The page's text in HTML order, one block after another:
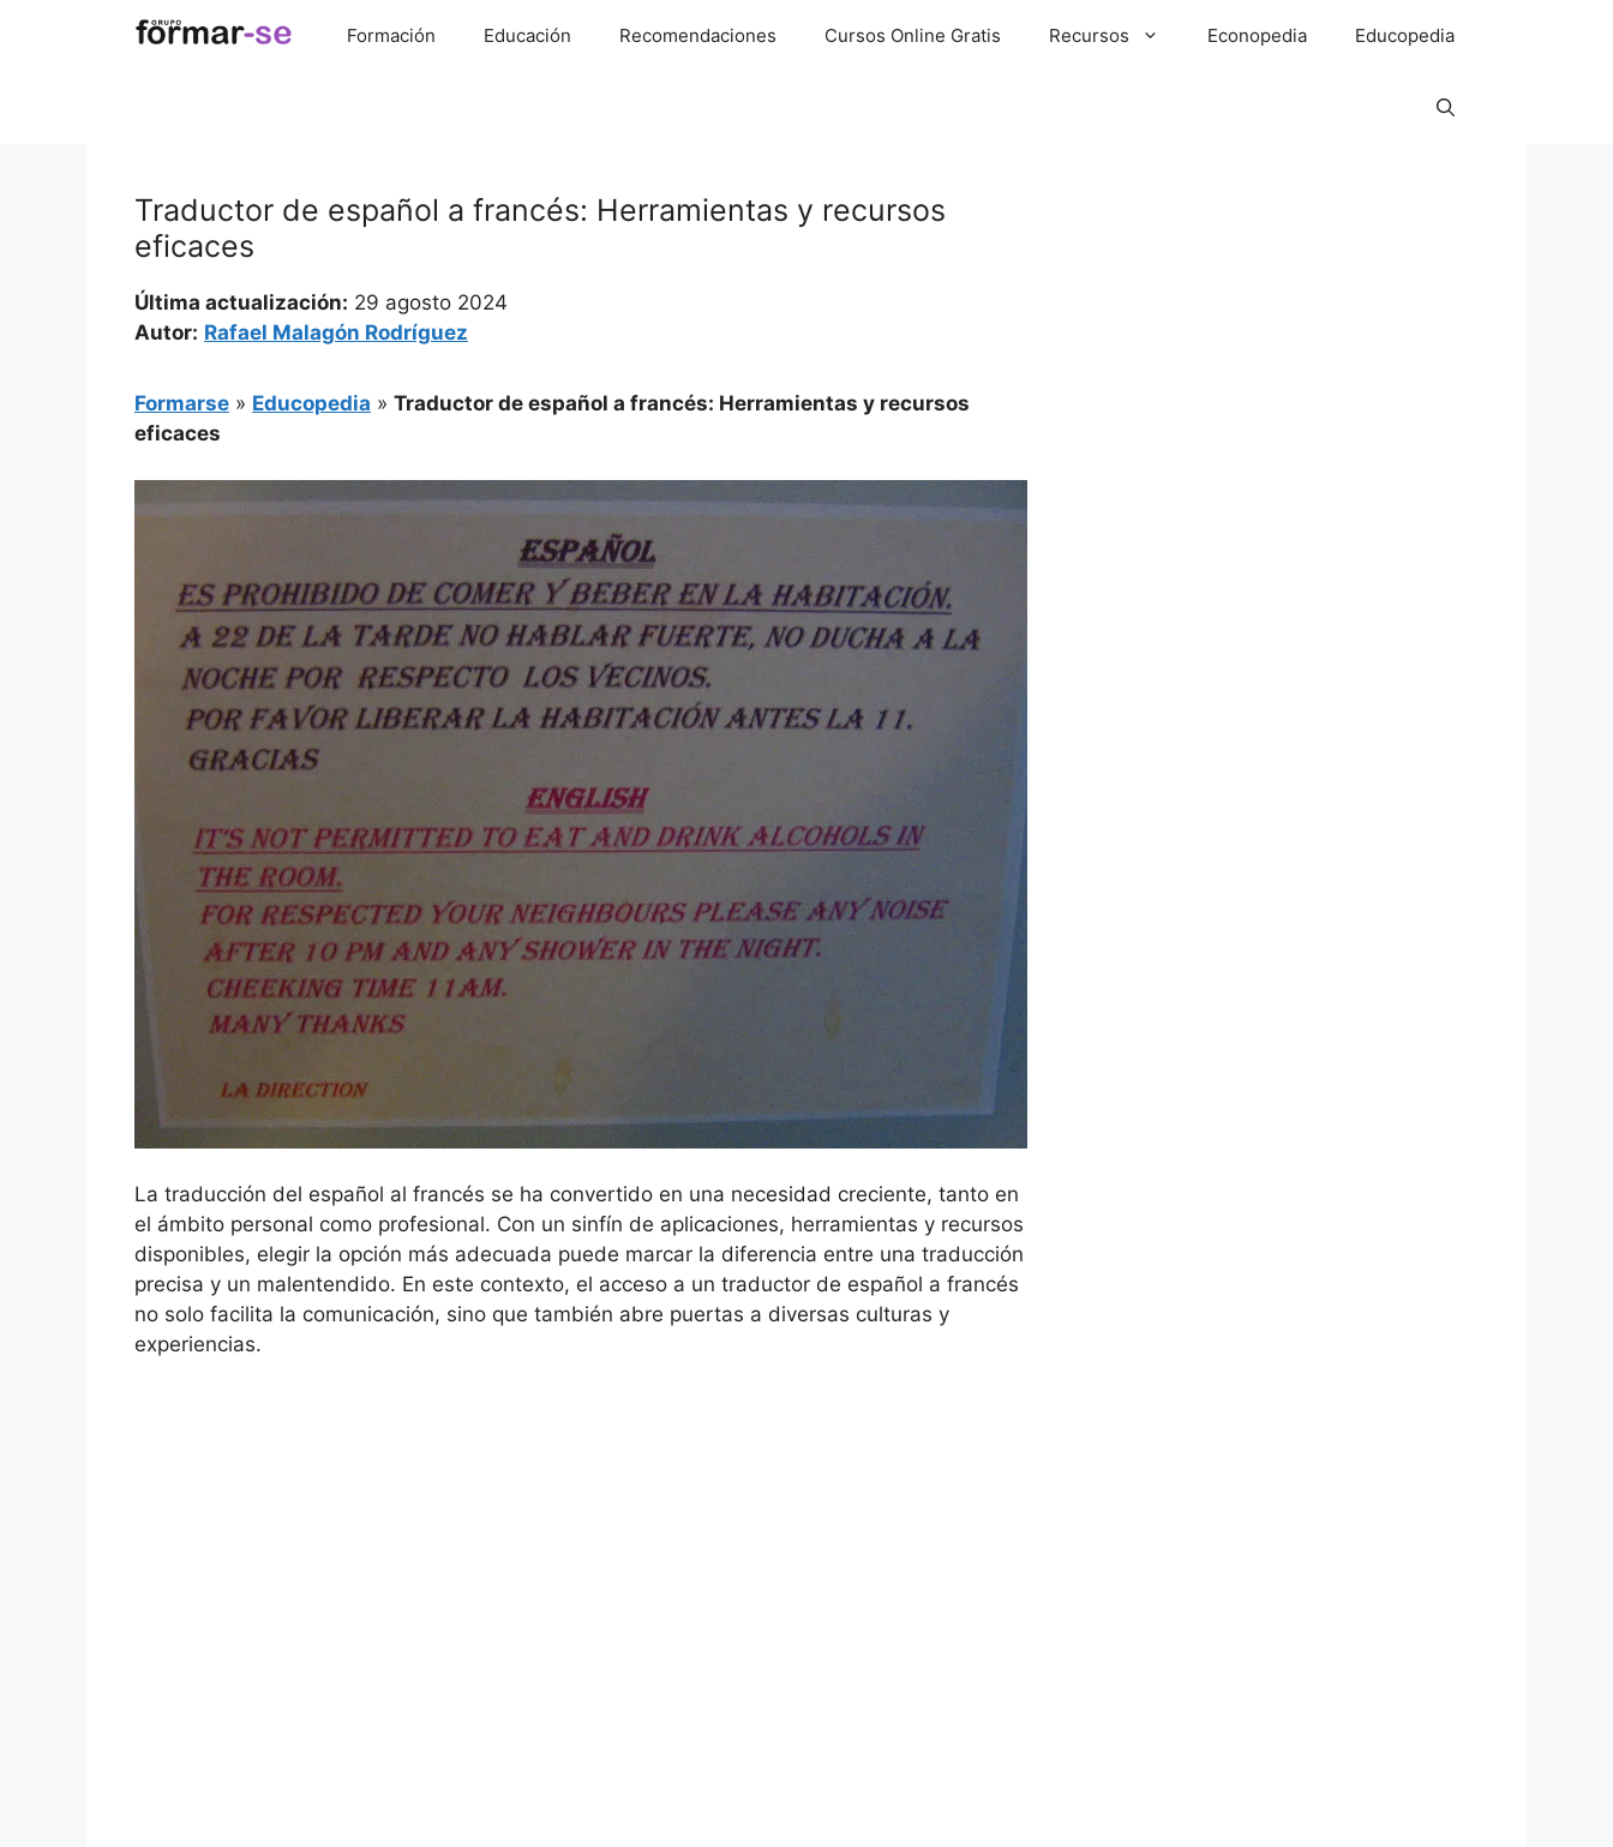
Formación Educación Recomendaciones Cursos Online Gratis Recursos Econopedia Educopedia
Traductor de español a francés: Herramientas y recursos
eficaces
Última actualización: 29 agosto 2024
Autor: Rafael Malagón Rodríguez
Formarse » Educopedia » Traductor de español a francés: Herramientas y recursos
eficaces
La traducción del español al francés se ha convertido en una necesidad creciente, tanto en
el ámbito personal como profesional. Con un sinfín de aplicaciones, herramientas y recursos
disponibles, elegir la opción más adecuada puede marcar la diferencia entre una traducción
precisa y un malentendido. En este contexto, el acceso a un traductor de español a francés
no solo facilita la comunicación, sino que también abre puertas a diversas culturas y
experiencias.